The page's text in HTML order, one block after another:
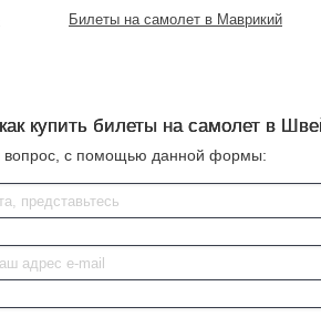
Билеты на самолет в Маврикий
купить билеты на самолет в
вопрос, с помощью данной формы: